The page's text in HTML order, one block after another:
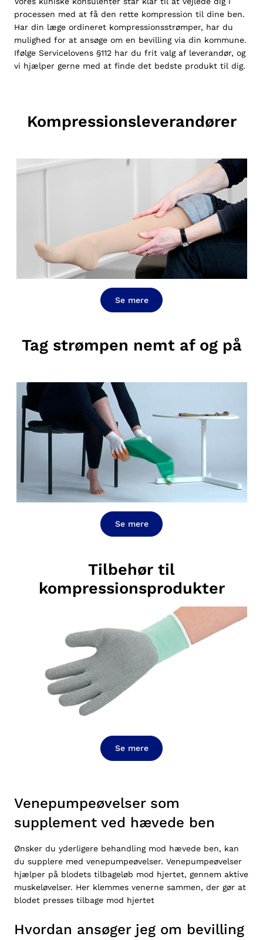
processen med at få den rette kompression til dine ben.
Har din læge ordineret kompressionsstrømper, har du
mulighed for at ansøge om en bevilling via din kommune.
Ifølge Servicelovens §112 har du frit valg af leverandør, og
vi hjælper gerne med at finde det bedste produkt til dig.
Kompressionsleverandører
Se mere
Tag strømpen nemt af og på
Se mere
Tilbehør til
kompressionsprodukter
Se mere
Venepumpeøvelser som
supplement ved hævede ben
Ønsker du yderligere behandling mod hævede ben, kan
du supplere med venepumpeøvelser. Venepumpeøvelser
hjælper på blodets tilbageløb mod hjertet, gennem aktive
muskeløvelser. Her klemmes venerne sammen, der gør at
blodet presses tilbage mod hjertet
Hvordan ansøger jeg om bevilling